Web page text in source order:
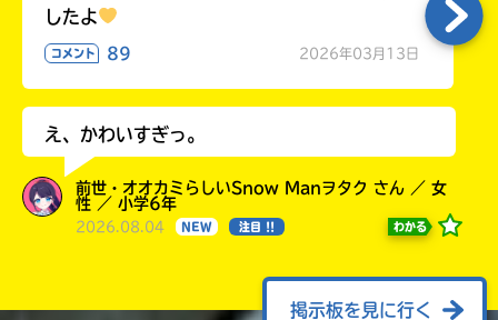
したよ
コメント 89 2026年03月13日
え、かわいすぎっ。
前世・オオカミらしいSnow Manヲタク さん ／ 女
性 ／ 小学6年
2026.08.04 NEW 注目 !! わかる
掲示板を見に行く